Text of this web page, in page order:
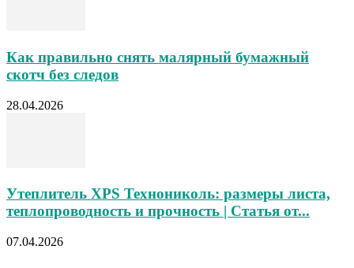
Как правильно снять малярный бумажный
скотч без следов
28.04.2026
Утеплитель XPS Технониколь: размеры листа,
теплопроводность и прочность | Статья от...
07.04.2026